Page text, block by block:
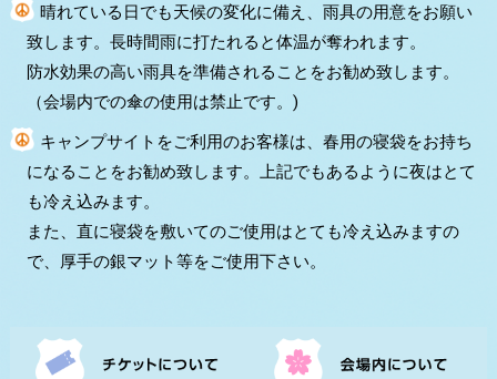
晴れている日でも天候の変化に備え、雨具の用意をお願い
致します。長時間雨に打たれると体温が奪われます。
防水効果の高い雨具を準備されることをお勧め致します。
（会場内での傘の使用は禁止です。)
キャンプサイトをご利用のお客様は、春用の寝袋をお持ち
になることをお勧め致します。上記でもあるように夜はとて
も冷え込みます。
また、直に寝袋を敷いてのご使用はとても冷え込みますの
で、厚手の銀マット等をご使用下さい。